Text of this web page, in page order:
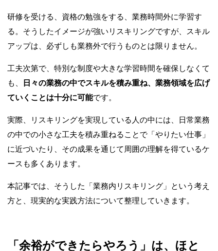
研修を受ける、資格の勉強をする、業務時間外に学習す
る。そうしたイメージが強いリスキリングですが、スキル
アップは、必ずしも業務外で行うものとは限りません。
工夫次第で、特別な制度や大きな学習時間を確保しなくて
も、
日々の業務の中でスキルを積み重ね、業務領域を広げ
ていくことは十分に可能です。
実際、リスキリングを実現している人の中には、日常業務
の中での小さな工夫を積み重ねることで「やりたい仕事」
に近づいたり、その成果を通じて周囲の理解を得ているケ
ースも多くあります。
本記事では、そうした「業務内リスキリング」という考え
方と、現実的な実践方法について整理していきます。
「余裕ができたらやろう」は、ほと